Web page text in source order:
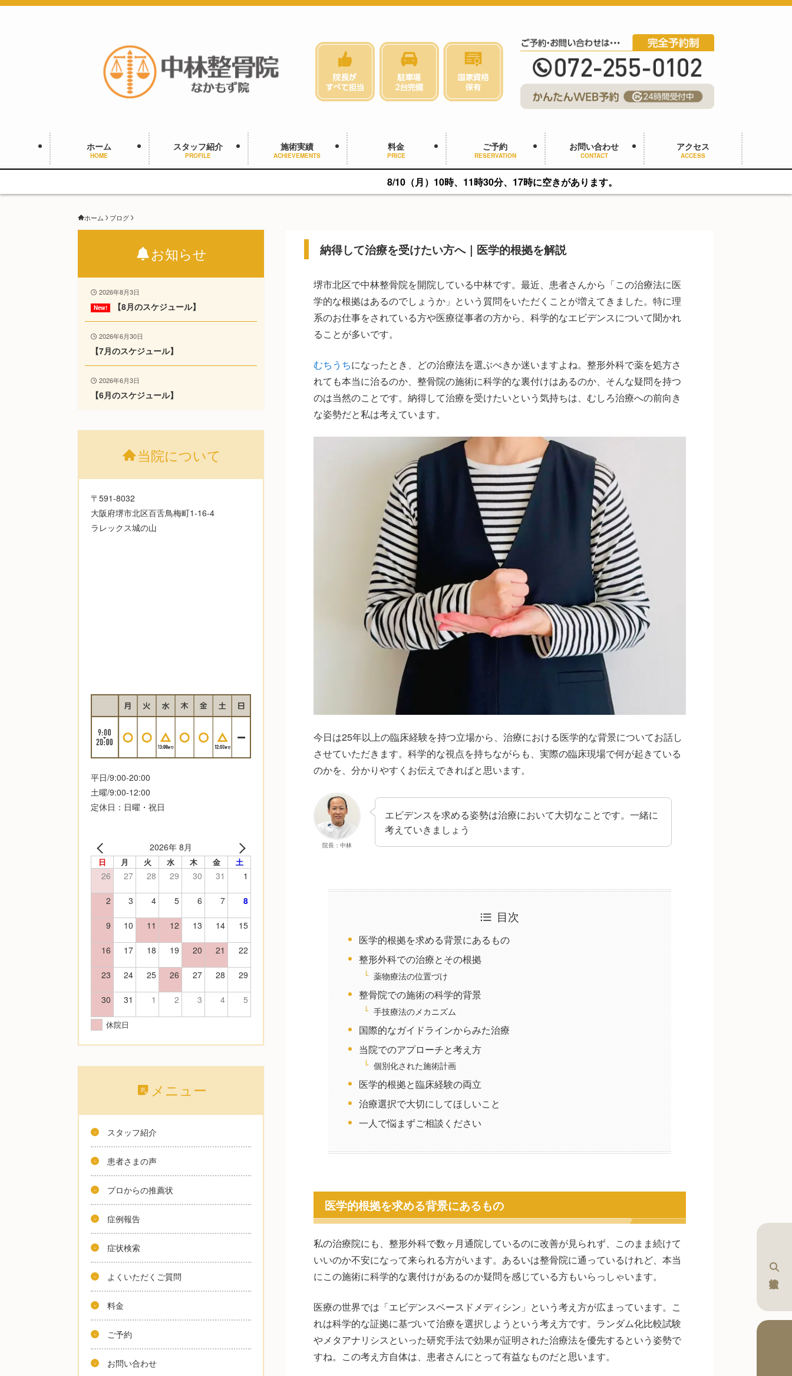
ホーム
HOME
スタッフ紹介
PROFILE
施術実績
ACHIEVEMENTS
料金
PRICE
ご予約
RESERVATION
お問い合わせ
CONTACT
アクセス
ACCESS
8/10（月）10時、11時30分、17時に空きがあります。
ホーム ブログ
納得して治療を受けたい方へ｜医学的根拠を解説
堺市北区で中林整骨院を開院している中林です。最近、患者さんから「この治療法に医
学的な根拠はあるのでしょうか」という質問をいただくことが増えてきました。特に理
系のお仕事をされている方や医療従事者の方から、科学的なエビデンスについて聞かれ
ることが多いです。
むちうちになったとき、どの治療法を選ぶべきか迷いますよね。整形外科で薬を処方さ
れても本当に治るのか、整骨院の施術に科学的な裏付けはあるのか、そんな疑問を持つ
のは当然のことです。納得して治療を受けたいという気持ちは、むしろ治療への前向き
な姿勢だと私は考えています。
今日は25年以上の臨床経験を持つ立場から、治療における医学的な背景についてお話し
させていただきます。科学的な視点を持ちながらも、実際の臨床現場で何が起きている
のかを、分かりやすくお伝えできればと思います。
院長：中林
エビデンスを求める姿勢は治療において大切なことです。一緒に
考えていきましょう
目次
医学的根拠を求める背景にあるもの
整形外科での治療とその根拠
薬物療法の位置づけ
整骨院での施術の科学的背景
手技療法のメカニズム
国際的なガイドラインからみた治療
当院でのアプローチと考え方
個別化された施術計画
医学的根拠と臨床経験の両立
治療選択で大切にしてほしいこと
一人で悩まずご相談ください
医学的根拠を求める背景にあるもの
私の治療院にも、整形外科で数ヶ月通院しているのに改善が見られず、このまま続けて
いいのか不安になって来られる方がいます。あるいは整骨院に通っているけれど、本当
にこの施術に科学的な裏付けがあるのか疑問を感じている方もいらっしゃいます。
医療の世界では「エビデンスベースドメディシン」という考え方が広まっています。こ
れは科学的な証拠に基づいて治療を選択しようという考え方です。ランダム化比較試験
やメタアナリシスといった研究手法で効果が証明された治療法を優先するという姿勢で
すね。この考え方自体は、患者さんにとって有益なものだと思います。
お知らせ
2026年8月3日
【8月のスケジュール】
2026年6月30日
【7月のスケジュール】
2026年6月3日
【6月のスケジュール】
当院について
〒591-8032
大阪府堺市北区百舌鳥梅町1-16-4
ラレックス城の山
平日/9:00-20:00
土曜/9:00-12:00
定休日：日曜・祝日
2026年 8月
日 月 火 水 木 金 土
26 27 28 29 30 31 1
2 3 4 5 6 7 8
9 10 11 12 13 14 15
16 17 18 19 20 21 22
23 24 25 26 27 28 29
30 31 1 2 3 4 5
休院日
メニュー
スタッフ紹介
患者さまの声
プロからの推薦状
症例報告
症状検索
よくいただくご質問
料金
ご予約
お問い合わせ